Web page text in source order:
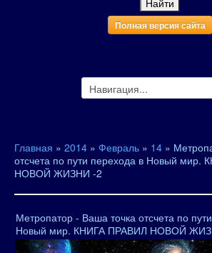
Полная версия сайта
Главная » 2014 » Февраль » 14 »
отсчета по пути перехода в Новый мир.
НОВОЙ ЖИЗНИ -2
Метропатор - Ваша точка отсчета по
Новый мир. КНИГА ПРАВИЛ НОВОЙ